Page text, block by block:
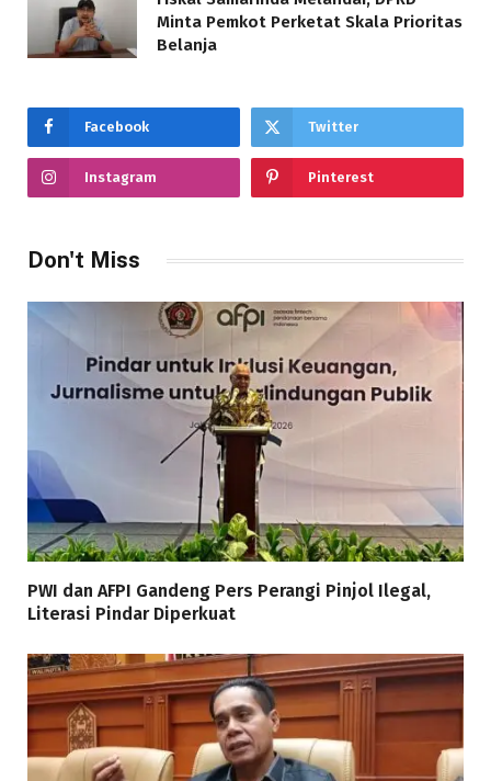
Minta Pemkot Perketat Skala Prioritas
Belanja
Facebook Twitter
Instagram Pinterest
Don't Miss
PWI dan AFPI Gandeng Pers Perangi Pinjol Ilegal,
Literasi Pindar Diperkuat